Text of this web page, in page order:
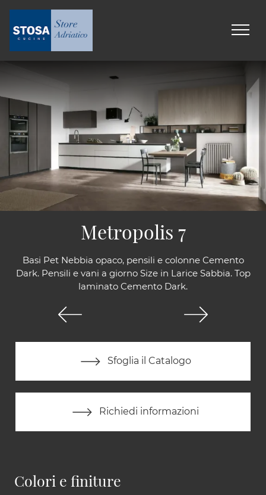
Basi Pet Nebbia opaco, pensili e colonne Cemento
Dark. Pensili e vani a giorno Size in Larice Sabbia. Top
laminato Cemento Dark.
Sfoglia il Catalogo
Richiedi informazioni
Metropolis 7
Colori e finiture